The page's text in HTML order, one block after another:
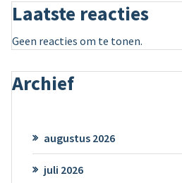
Laatste reacties
Geen reacties om te tonen.
Archief
augustus 2026
juli 2026